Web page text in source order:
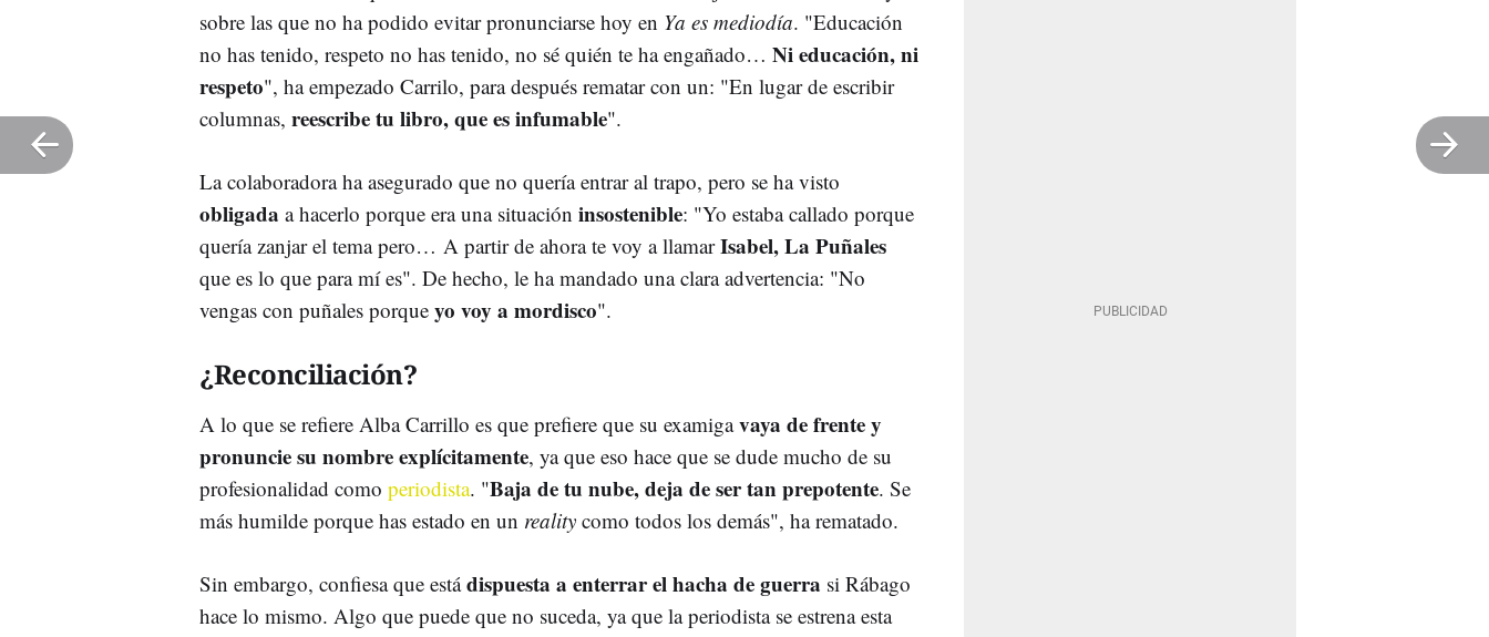
sobre las que no ha podido evitar pronunciarse hoy en Ya es mediodía. "Educación
no has tenido, respeto no has tenido, no sé quién te ha engañado… Ni educación, ni
respeto", ha empezado Carrilo, para después rematar con un: "En lugar de escribir
columnas, reescribe tu libro, que es infumable".
La colaboradora ha asegurado que no quería entrar al trapo, pero se ha visto
obligada a hacerlo porque era una situación insostenible: "Yo estaba callado porque
quería zanjar el tema pero… A partir de ahora te voy a llamarIsabel, La Puñales
que es lo que para mí es". De hecho, le ha mandado una clara advertencia: "No
vengas con puñales porque yo voy a mordisco".
¿Reconciliación?
A lo que se refiere Alba Carrillo es que prefiere que su examigavaya de frente y
pronuncie su nombre explícitamente, ya que eso hace que se dude mucho de su
profesionalidad como periodista. "Baja de tu nube, deja de ser tan prepotente. Se
más humilde porque has estado en un reality como todos los demás", ha rematado.
Sin embargo, confiesa que estádispuesta a enterrar el hacha de guerra si Rábago
hace lo mismo. Algo que puede que no suceda, ya que la periodista se estrena esta